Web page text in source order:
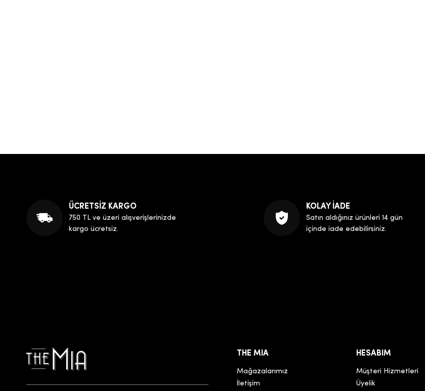
ÜCRETSİZ KARGO
750 TL ve üzeri alışverişlerinizde
kargo ücretsiz.
KOLAY İADE
Satın aldığınız ürünleri 14 gün
içinde iade edebilirsiniz.
THE MIA
Mağazalarımız
İletişim
HESABIM
Müşteri Hizmetleri
Üyelik